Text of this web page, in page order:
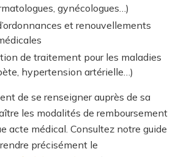
gynécologues…)
et renouvellements
de traitement pour les maladies
hypertension artérielle…)
de se renseigner auprès de sa
les modalités de remboursement
acte médical. Consultez notre guide
précisément le